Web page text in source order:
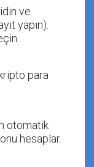
ve
yapın).
para
otomatik
hesaplar.